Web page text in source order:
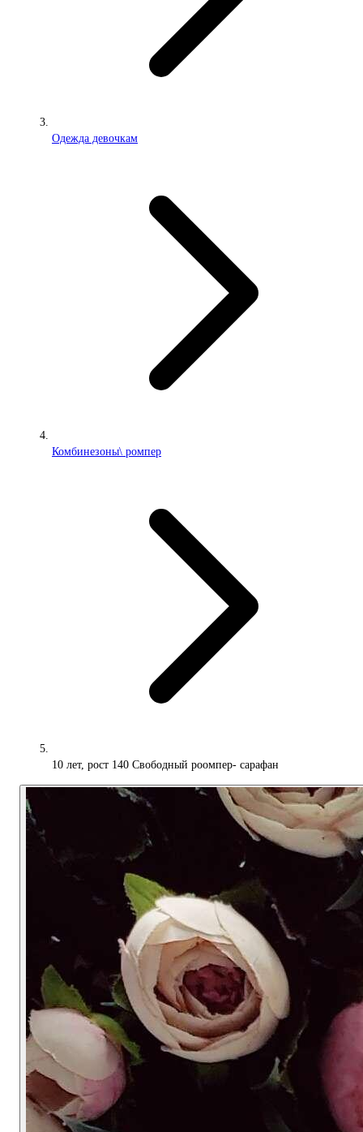
Одежда девочкам
Комбинезоны\ ромпер
10 лет, рост 140 Свободный роомпер- сарафан